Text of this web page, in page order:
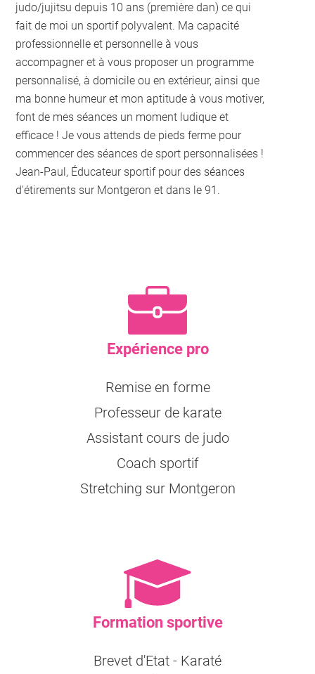
judo/jujitsu depuis 10 ans (première dan) ce qui
fait de moi un sportif polyvalent. Ma capacité
professionnelle et personnelle à vous
accompagner et à vous proposer un programme
personnalisé, à domicile ou en extérieur, ainsi que
ma bonne humeur et mon aptitude à vous motiver,
font de mes séances un moment ludique et
efficace ! Je vous attends de pieds ferme pour
commencer des séances de sport personnalisées !
Jean-Paul, Éducateur sportif pour des séances
d'étirements sur Montgeron et dans le 91.
Expérience pro
Remise en forme
Professeur de karate
Assistant cours de judo
Coach sportif
Stretching sur Montgeron
Formation sportive
Brevet d'Etat - Karaté